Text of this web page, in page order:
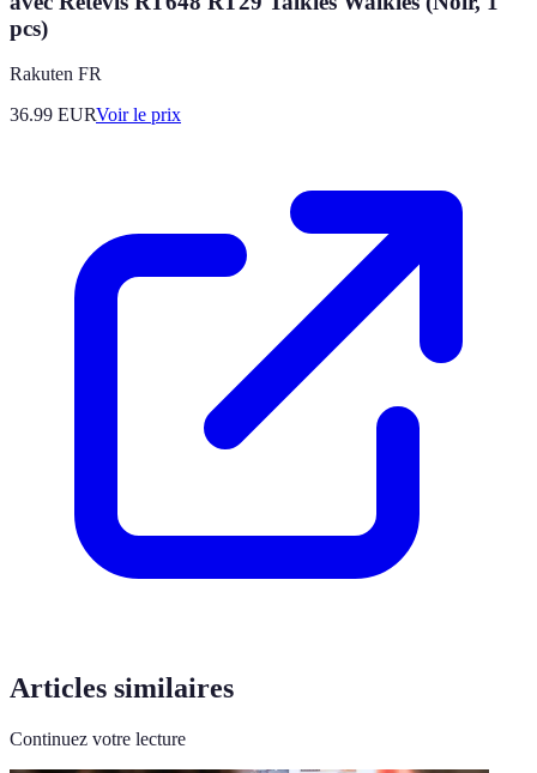
pcs)
Rakuten FR
36.99 EURVoir le prix
Articles similaires
Continuez votre lecture